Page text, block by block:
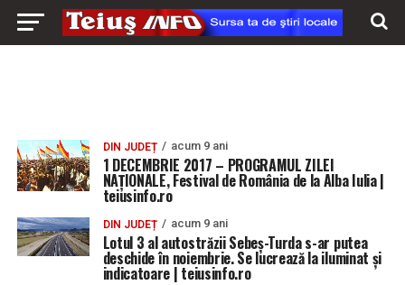
DIN JUDEȚ acum 9 ani
1 DECEMBRIE 2017 – PROGRAMUL ZILEI
NAȚIONALE, Festival de România de la Alba Iulia |
teiusinfo.ro
DIN JUDEȚ acum 9 ani
Lotul 3 al autostrăzii Sebeș-Turda s-ar putea
deschide în noiembrie. Se lucrează la iluminat și
indicatoare | teiusinfo.ro